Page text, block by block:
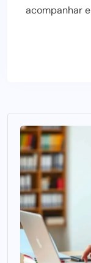
acompanhar